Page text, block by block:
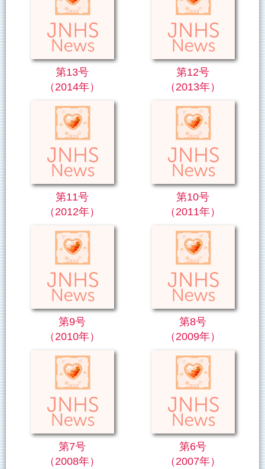
第13号
（2014年）
第12号
（2013年）
第11号
（2012年）
第10号
（2011年）
第9号
（2010年）
第8号
（2009年）
第7号
（2008年）
第6号
（2007年）